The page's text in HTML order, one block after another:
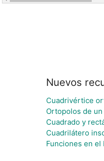
Nuevos
Cuadrivértice
Ortopolos de
Cuadrado y
Cuadrilátero
Funciones en